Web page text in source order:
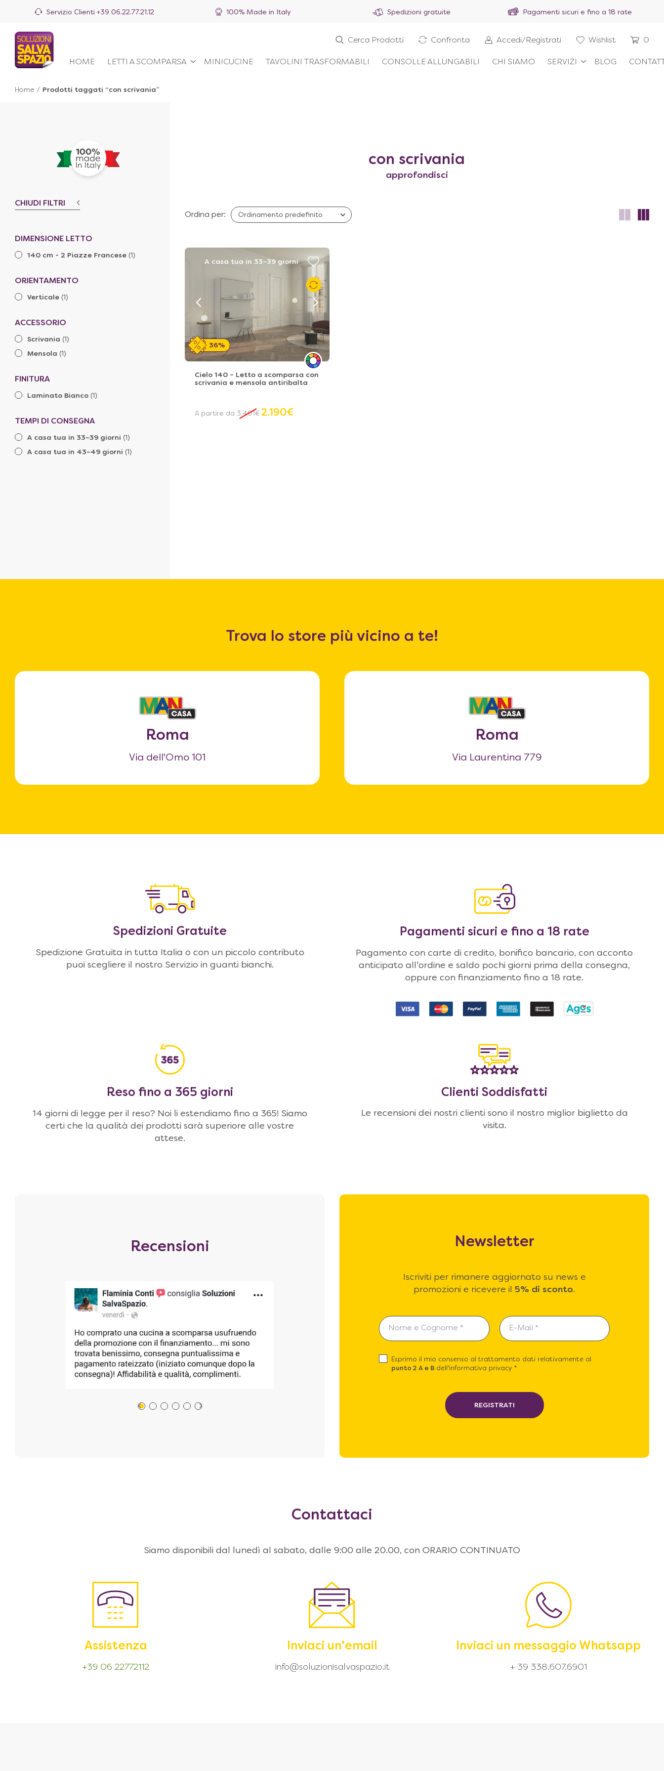
Servizio Clienti +39 06.22.77.21.12 100% Made in Italy Spedizioni gratuite Pagamenti sicuri e fino a 18 rate
HOME LETTI A SCOMPARSA MINICUCINE TAVOLINI TRASFORMABILI CONSOLLE ALLUNGABILI CHI SIAMO SERVIZI BLOG
Cerca Prodotti Confronta Accedi/Registrati Wishlist 0
Home / Prodotti taggati “con scrivania”
CHIUDI FILTRI
DIMENSIONE LETTO
140 cm - 2 Piazze Francese (1)
ORIENTAMENTO
Verticale (1)
ACCESSORIO
Scrivania (1)
Mensola (1)
FINITURA
Laminato Bianco (1)
TEMPI DI CONSEGNA
A casa tua in 33~39 giorni (1)
A casa tua in 43~49 giorni (1)
con scrivania
approfondisci
Ordina per:
A casa tua in 33~39 giorni
36%
Cielo 140 – Letto a scomparsa con
scrivania e mensola antiribalta
A partire da 3.401€ 2.190€
Trova lo store più vicino a te!
Roma
Via dell'Omo 101
Roma
Via Laurentina 779
Spedizioni Gratuite
Spedizione Gratuita in tutta Italia o con un piccolo contributo
puoi scegliere il nostro Servizio in guanti bianchi.
Pagamenti sicuri e fino a 18 rate
Pagamento con carte di credito, bonifico bancario, con acconto
anticipato all'ordine e saldo pochi giorni prima della consegna,
oppure con finanziamento fino a 18 rate.
Reso fino a 365 giorni
14 giorni di legge per il reso? Noi li estendiamo fino a 365! Siamo
certi che la qualità dei prodotti sarà superiore alle vostre
attese.
Clienti Soddisfatti
Le recensioni dei nostri clienti sono il nostro miglior biglietto da
visita.
Recensioni Newsletter
Iscriviti per rimanere aggiornato su news e
promozioni e ricevere il 5% di sconto.
Esprimo il mio consenso al trattamento dati relativamente al
punto 2 A e B dell'informativa privacy *
REGISTRATI
Contattaci
Siamo disponibili dal lunedì al sabato, dalle 9:00 alle 20.00, con ORARIO CONTINUATO
Assistenza
+39 06 22772112
Inviaci un'email
info@soluzionisalvaspazio.it
Inviaci un messaggio Whatsapp
+ 39 338.607.6901